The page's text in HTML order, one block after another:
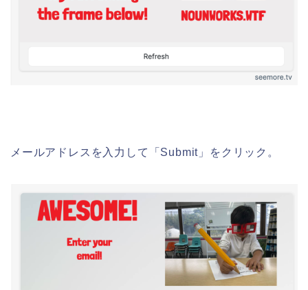
メールアドレスを入力して「Submit」をクリック。